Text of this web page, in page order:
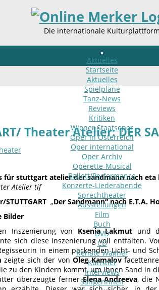
Die internationale Kulturplattform
Aktuelles
Startseite
Aktuelles
Spielpläne
Tanz-News
Reviews
Kritiken
Wiener Staatsoper
Oper in Österreich
Oper international
Oper Archiv
Operette-Musical
Ballett/Performance
Konzerte-Liederabende
Sprechtheater
Ausstellungen
Film
Buch
DVD
CD
Renate Wagner
Künstler
Interviews
SängerInnen
Theater Atelier: DER
Atelier tif
„Der Sandmann“ nach E.T.A.
Bilder
Inszenierung von Ksenia Lakmut und
sich diese Inszenierung voll entfalten.
in einem packenden Licht- und
zeigte sich der vonOleg Kamalov
zu den Kindern kommt, um ihnen Sand in
überzeugte fernerElena Andreeva, die